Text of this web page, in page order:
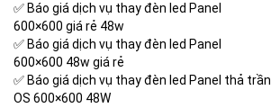
✅ Báo giá dịch vụ thay đèn led Panel
600×600 giá rẻ 48w
✅ Báo giá dịch vụ thay đèn led Panel
600×600 48w giá rẻ
✅ Báo giá dịch vụ thay đèn led Panel thả trần
OS 600×600 48W